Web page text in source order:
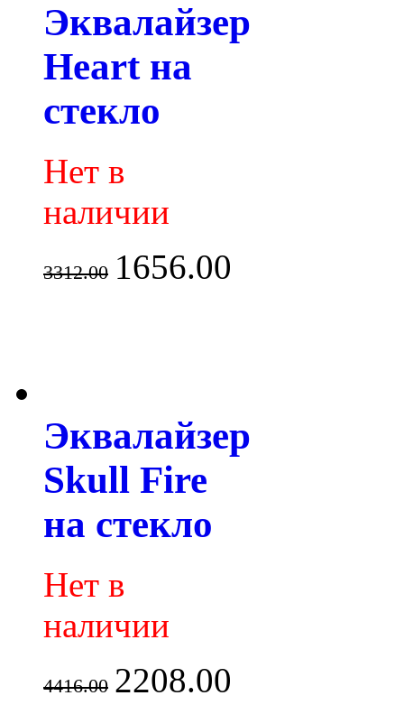
Эквалайзер
Heart на
стекло
Нет в
наличии
3312.00 1656.00
Эквалайзер
Skull Fire
на стекло
Нет в
наличии
4416.00 2208.00